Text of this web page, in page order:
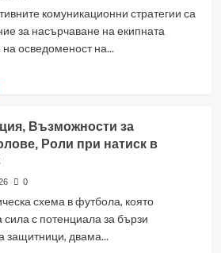
комуникационни стратегии са
за насърчаване на екипната
осведоменост на...
Възможности за
Роли при натиск в
0
схема в футбола, която
с потенциала за бързи
защитници, двама...